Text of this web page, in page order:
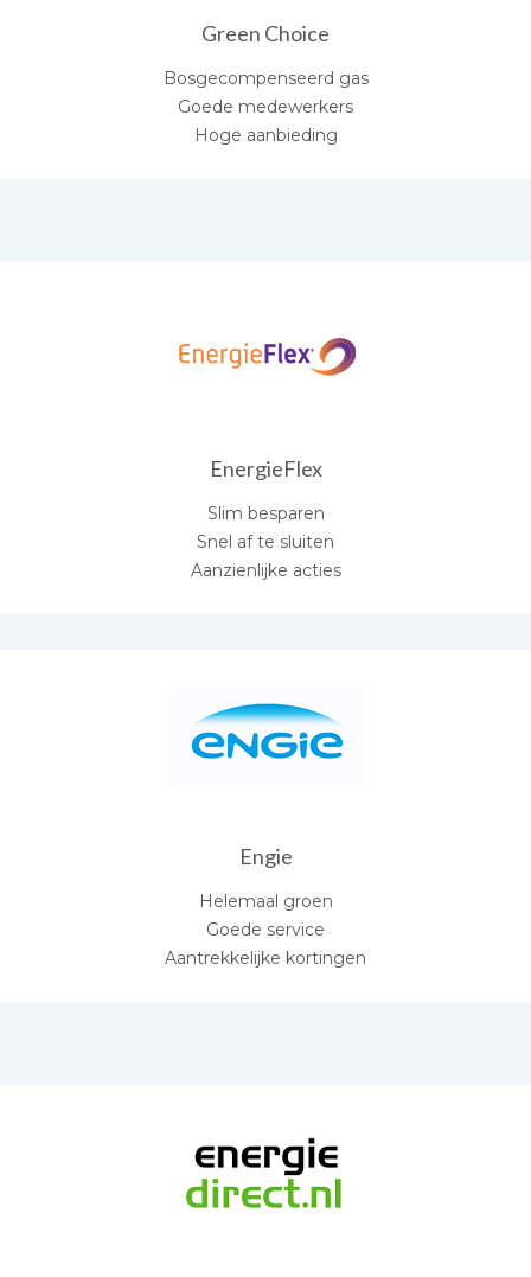
Green Choice
Bosgecompenseerd gas
Goede medewerkers
Hoge aanbieding
EnergieFlex
Slim besparen
Snel af te sluiten
Aanzienlijke acties
Engie
Helemaal groen
Goede service
Aantrekkelijke kortingen